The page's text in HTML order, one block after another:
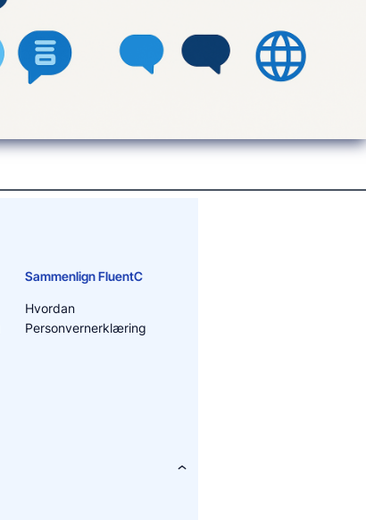
Sammenlign FluentC
Hvordan
Personvernerklæring